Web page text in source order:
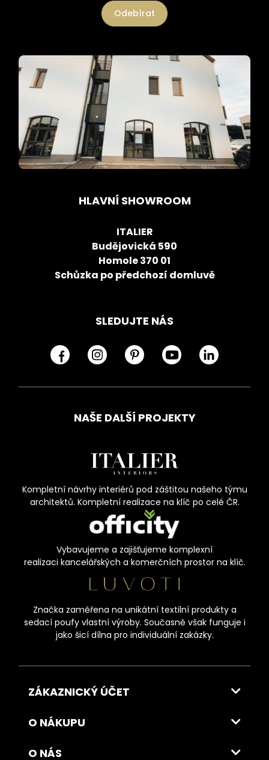
Odebírat
HLAVNÍ SHOWROOM
ITALIER
Budějovická 590
Homole 370 01
Schůzka po předchozí domluvě
SLEDUJTE NÁS
NAŠE DALŠÍ PROJEKTY
Kompletní návrhy interiérů pod záštitou našeho týmu
architektů. Kompletní realizace na klíč po celé ČR.
Vybavujeme a zajišťujeme komplexní
realizaci kancelářských a komerčních prostor na klíč.
Značka zaměřena na unikátní textilní produkty a
sedací poufy vlastní výroby. Současně však funguje i
jako šicí dílna pro individuální zakázky.
ZÁKAZNICKÝ ÚČET
O NÁKUPU
O NÁS